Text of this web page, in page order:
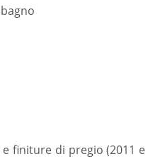
finiture di pregio (2011 e